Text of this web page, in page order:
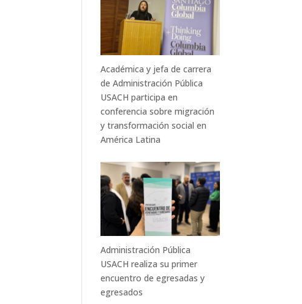
Académica y jefa de carrera
de Administración Pública
USACH participa en
conferencia sobre migración
y transformación social en
América Latina
Administración Pública
USACH realiza su primer
encuentro de egresadas y
egresados